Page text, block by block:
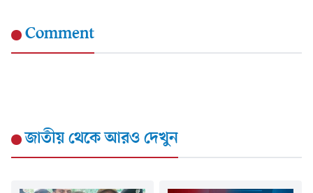
Comment
জাতীয়থেকে আরও দেখুন